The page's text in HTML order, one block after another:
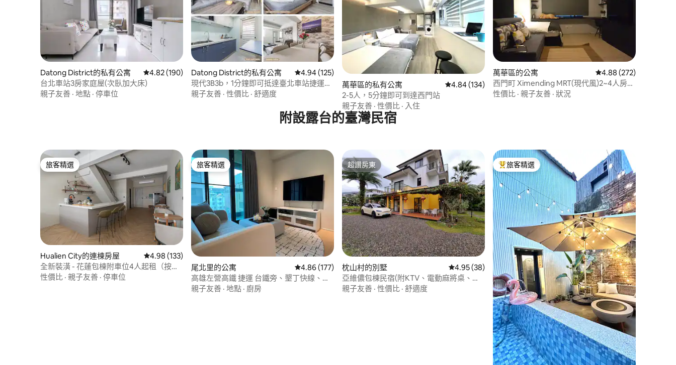
Datong District的私有公寓 從 190 則評價中獲得 4.82 的平均評分（滿分 5 分）
4.82 (190)
台北車站3房家庭屋(次臥加大床)
親子友善 · 地點 · 停車位
Datong District的私有公寓 從 125 則評價中獲得 4.94 的平均評分（滿分 5 分）
4.94 (125)
現代3B3b，1分鐘即可抵達臺北車站捷運
Y17
親子友善 · 性價比 · 舒適度
萬華區的私有公寓 從 134 則評價中獲得 4.84 的平均評分（滿分 5 分）
4.84 (134)
2-5人，5分鐘即可到達西門站
親子友善 · 性價比 · 入住
萬華區的公寓 從 272 則評價中獲得
4.88 (272)
西門町 Ximending MRT(現代風)2~4人房
(電梯百萬高檔裝潢)獨立門戶～近台北車站
性價比 · 親子友善 · 狀況
附設露台的臺灣民宿
旅客精選
旅客精選
Hualien City的連棟房屋 從 133 則評價中獲得 4.98 的平均評分（滿分 5 分）
4.98 (133)
全新裝潢 - 花蓮包棟附車位4人起租（按人
數計費、開放房間） (火車站 開車3分鐘)
性價比 · 親子友善 · 停車位
旅客精選
旅客精選
尾北里的公寓 從 177 則評價中獲得 4.86 的平均評分（滿分 5 分）
4.86 (177)
高雄左營高鐵 捷運 台鐵旁、墾丁快線、佛
光山、瑞豐夜市、機場直達、樓中樓4F無
親子友善 · 地點 · 廚房
超讚房東
超讚房東
枕山村的別墅 從 38 則評價中獲得 4.95 的平均評分（滿分 5 分）
4.95 (38)
亞維儂包棟民宿(附KTV、電動麻將桌、任
天堂switch)可烤肉，可使用廚房
親子友善 · 性價比 · 舒適度
旅客精選榜首
旅客精選